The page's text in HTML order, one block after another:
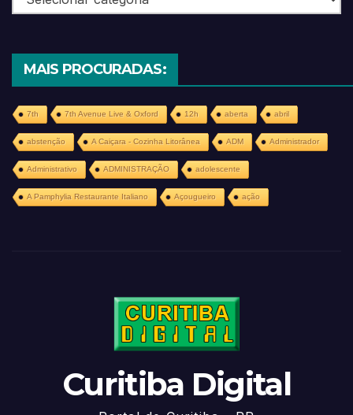
MAIS PROCURADAS:
7th 7th Avenue Live & Oxford 12h aberta abril
abstenção A Caiçara - Cozinha Litorânea ADM Administrador
Administrativo ADMINISTRAÇÃO adolescente
A Pamphylia Restaurante Italiano Açougueiro ação
Curitiba Digital